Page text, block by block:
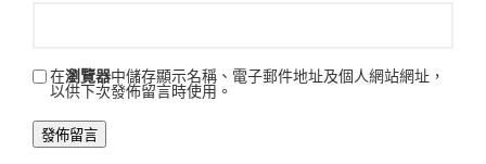
在瀏覽器中儲存顯示名稱、電子郵件地址及個人網站網址，
以供下次發佈留言時使用。